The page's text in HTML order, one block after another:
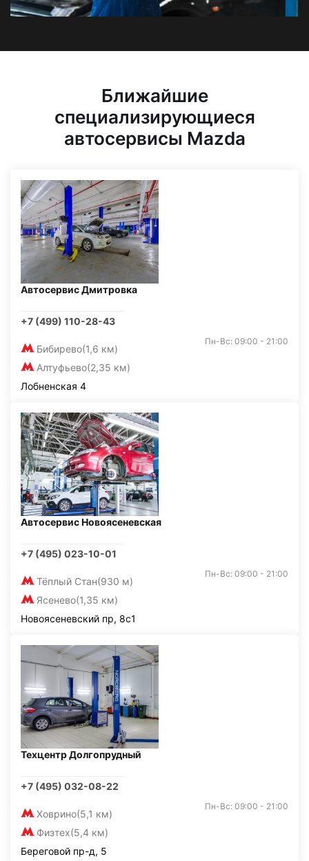
Ближайшие
специализирующиеся
автосервисы Mazda
Автосервис Дмитровка
+7 (499) 110-28-43
Бибирево(1,6 км)
Алтуфьево(2,35 км)
Пн-Вс: 09:00 - 21:00
Лобненская 4
Автосервис Новоясеневская
+7 (495) 023-10-01
Тёплый Стан(930 м)
Ясенево(1,35 км)
Пн-Вс: 09:00 - 21:00
Новоясеневский пр, 8с1
Техцентр Долгопрудный
+7 (495) 032-08-22
Ховрино(5,1 км)
Физтех(5,4 км)
Пн-Вс: 09:00 - 21:00
Береговой пр-д, 5